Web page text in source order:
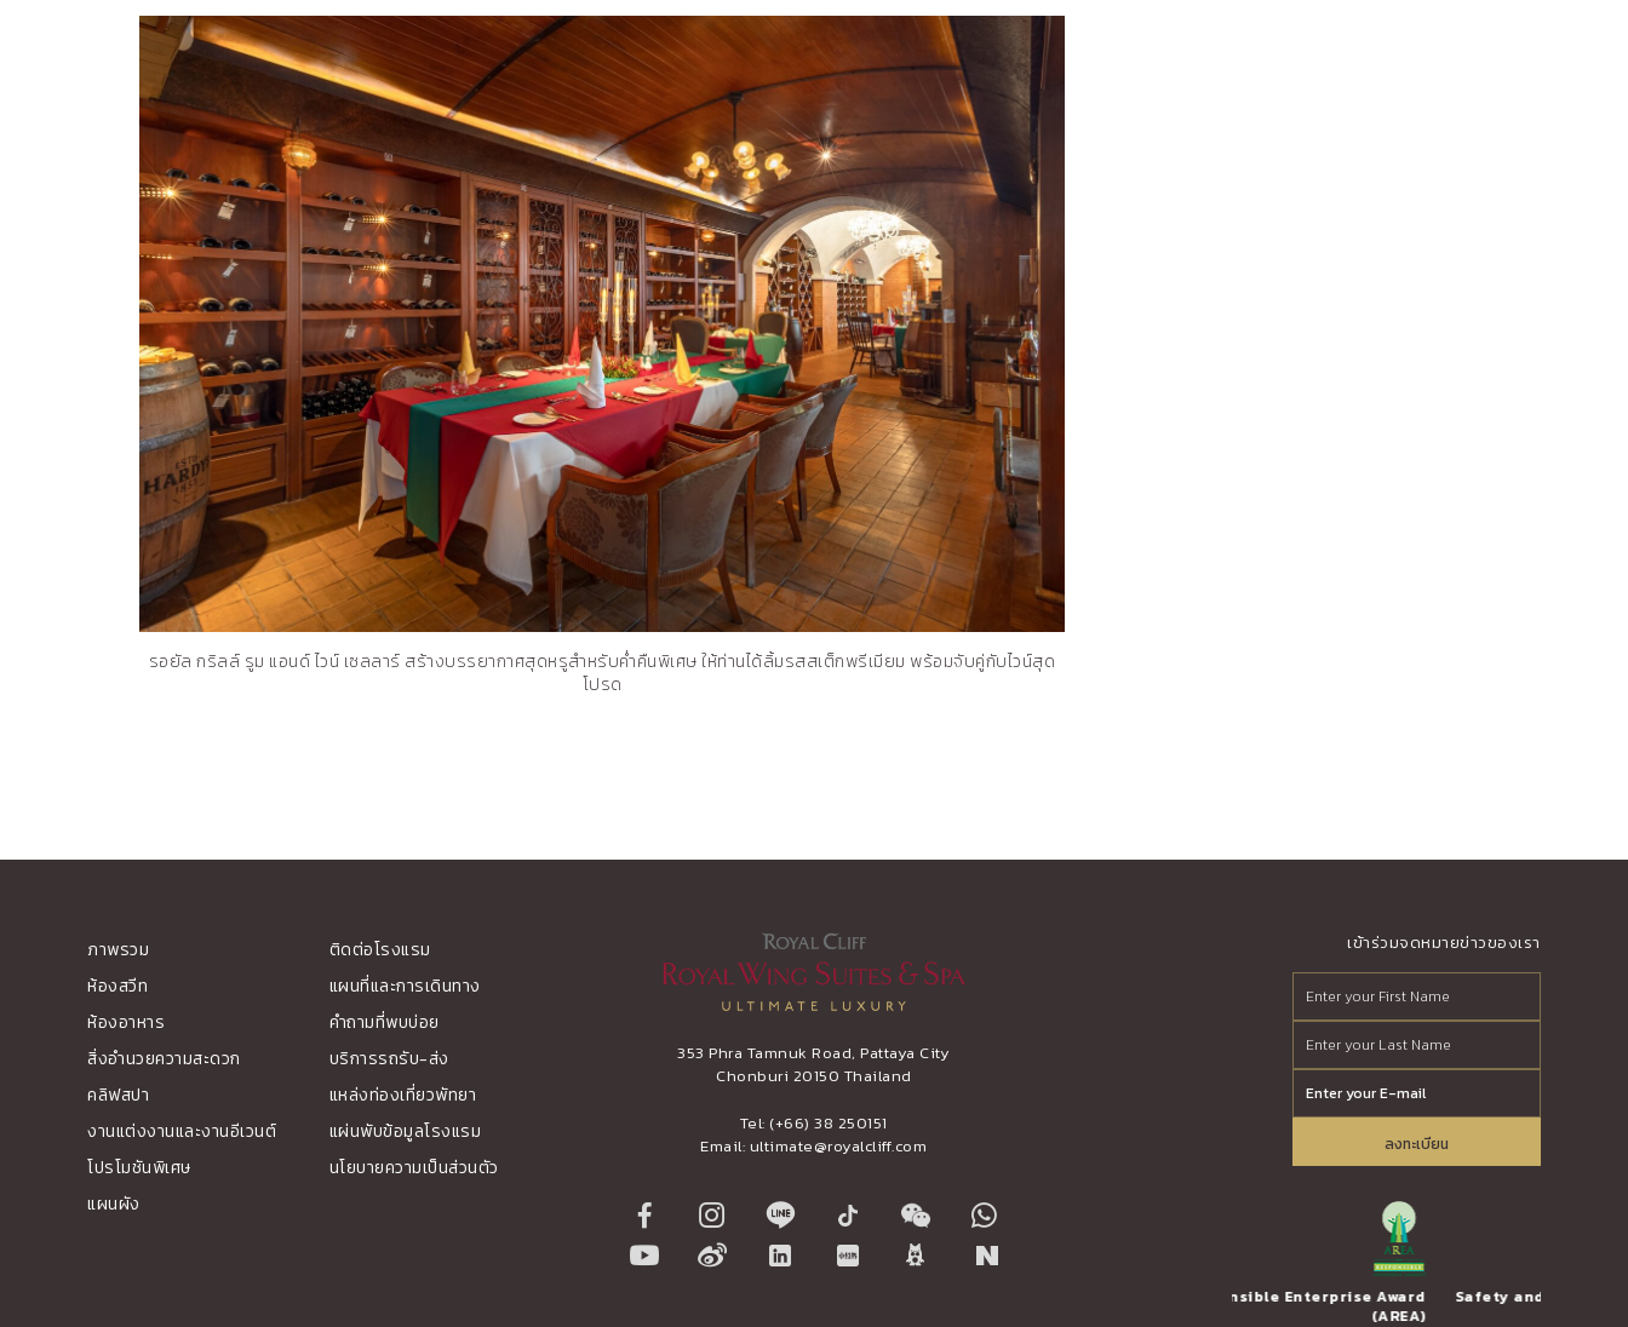
รอยัล กริลล์ รูม แอนด์ ไวน์ เซลลาร์ สร้างบรรยากาศสุดหรูสำหรับค่ำคืนพิเศษ ให้ท่านได้ลิ้มรสสเต็กพรีเมียม พร้อมจับคู่กับไวน์สุด
โปรด
ภาพรวม
ห้องสวีท
ห้องอาหาร
สิ่งอำนวยความสะดวก
คลิฟสปา
งานแต่งงานและงานอีเวนต์
โปรโมชันพิเศษ
แผนผัง
ติดต่อโรงแรม
แผนที่และการเดินทาง
คำถามที่พบบ่อย
บริการรถรับ-ส่ง
แหล่งท่องเที่ยวพัทยา
แผ่นพับข้อมูลโรงแรม
นโยบายความเป็นส่วนตัว
353 Phra Tamnuk Road, Pattaya City
Chonburi 20150 Thailand
Tel: (+66) 38 250151
Email: ultimate@royalcliff.com
เข้าร่วมจดหมายข่าวของเรา
ลงทะเบียน
Safety and Health Administration
(SHA) Certificate